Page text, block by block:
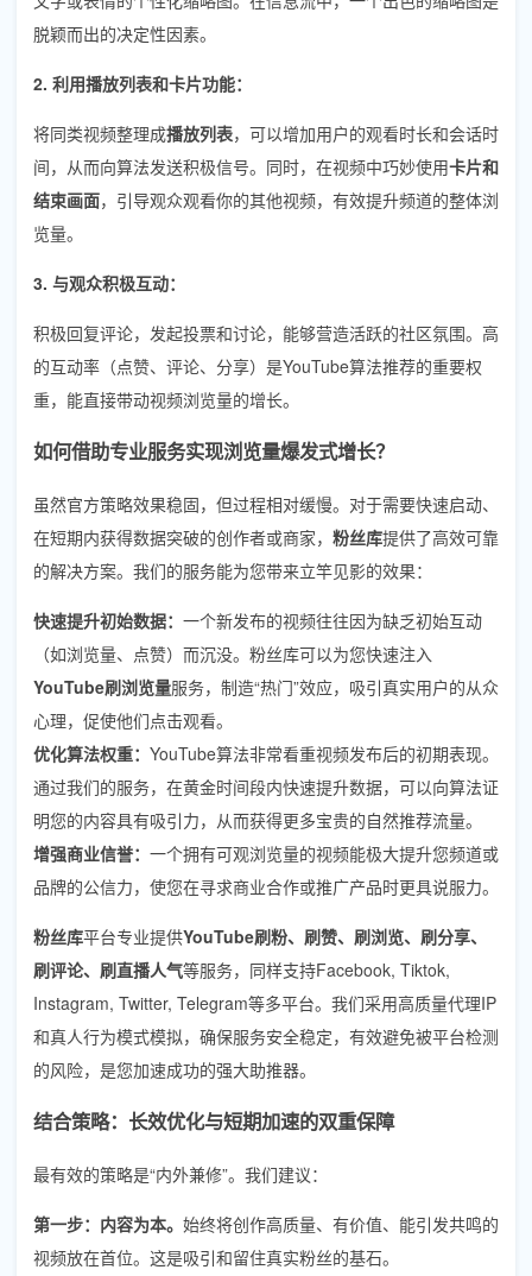
脱颖而出的决定性因素。
2. 利用播放列表和卡片功能：
将同类视频整理成播放列表，可以增加用户的观看时长和会话时
间，从而向算法发送积极信号。同时，在视频中巧妙使用卡片和
结束画面，引导观众观看你的其他视频，有效提升频道的整体浏
览量。
3. 与观众积极互动：
积极回复评论，发起投票和讨论，能够营造活跃的社区氛围。高
的互动率（点赞、评论、分享）是YouTube算法推荐的重要权
重，能直接带动视频浏览量的增长。
如何借助专业服务实现浏览量爆发式增长？
虽然官方策略效果稳固，但过程相对缓慢。对于需要快速启动、
在短期内获得数据突破的创作者或商家， 粉丝库提供了高效可靠
的解决方案。我们的服务能为您带来立竿见影的效果：
快速提升初始数据： 一个新发布的视频往往因为缺乏初始互动
（如浏览量、点赞）而沉没。粉丝库可以为您快速注入
YouTube刷浏览量服务，制造“热门”效应，吸引真实用户的从众
心理，促使他们点击观看。
优化算法权重： YouTube算法非常看重视频发布后的初期表现。
通过我们的服务，在黄金时间段内快速提升数据，可以向算法证
明您的内容具有吸引力，从而获得更多宝贵的自然推荐流量。
增强商业信誉： 一个拥有可观浏览量的视频能极大提升您频道或
品牌的公信力，使您在寻求商业合作或推广产品时更具说服力。
粉丝库平台专业提供YouTube刷粉、刷赞、刷浏览、刷分享、
刷评论、刷直播人气等服务，同样支持Facebook, Tiktok,
Instagram, Twitter, Telegram等多平台。我们采用高质量代理IP
和真人行为模式模拟，确保服务安全稳定，有效避免被平台检测
的风险，是您加速成功的强大助推器。
结合策略：长效优化与短期加速的双重保障
最有效的策略是“内外兼修”。我们建议：
第一步：内容为本。 始终将创作高质量、有价值、能引发共鸣的
视频放在首位。这是吸引和留住真实粉丝的基石。